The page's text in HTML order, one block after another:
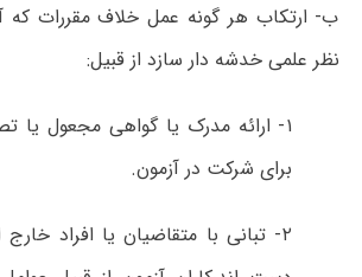
ب- ارتکاب هر گونه عمل خلاف مقررات که
نظر علمی خدشه دار سازد از قبیل:
۱- ارائه مدرک یا گواهی مجعول یا
برای شرکت در آزمون.
۲- تبانی با متقاضیان یا افراد